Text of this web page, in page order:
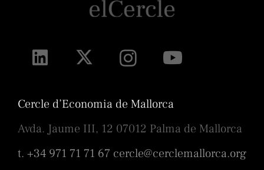
Cercle d’Economia de Mallorca
Avda. Jaume III, 12 07012 Palma de Mallorca
t. +34 971 71 71 67 cercle@cerclemallorca.org